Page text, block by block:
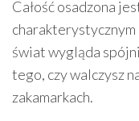
Całość osadzona
świat wygląda
tego, czy walczysz
zakamarkach.